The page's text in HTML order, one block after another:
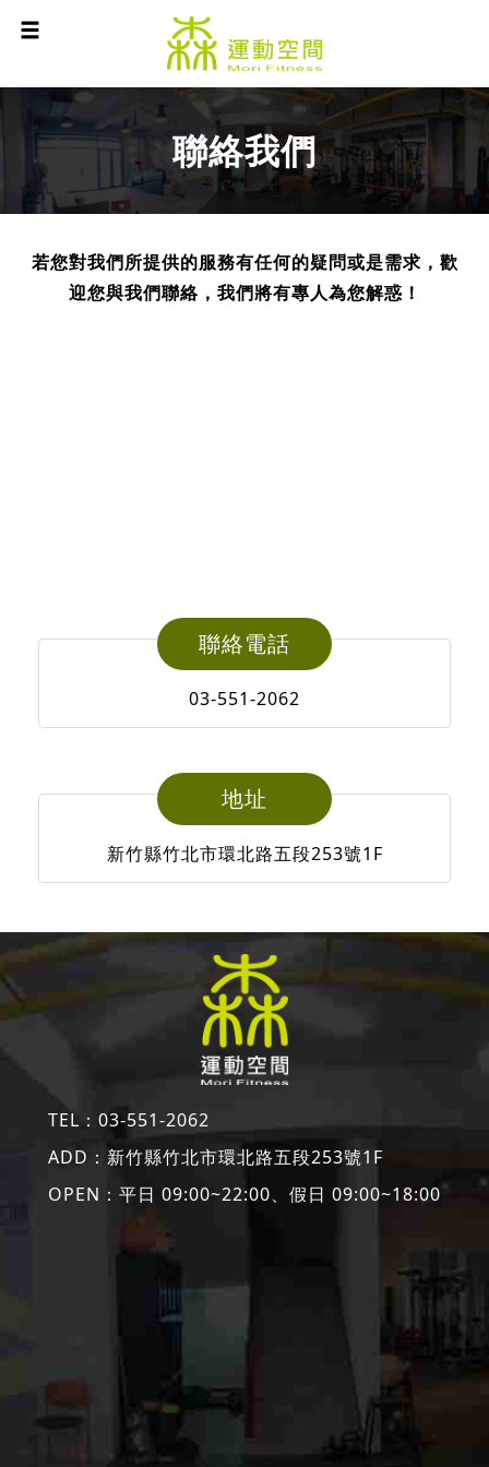
聯絡我們
若您對我們所提供的服務有任何的疑問或是需求，歡
迎您與我們聯絡，我們將有專人為您解惑！
聯絡電話
03-551-2062
地址
新竹縣竹北市環北路五段253號1F
TEL： 03-551-2062
ADD： 新竹縣竹北市環北路五段253號1F
OPEN：平日 09:00~22:00、假日 09:00~18:00